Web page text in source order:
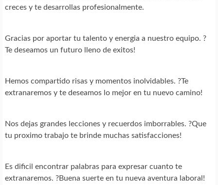
creces y te desarrollas profesionalmente.
Gracias por aportar tu talento y energia a nuestro equipo. ?
Te deseamos un futuro lleno de exitos!
Hemos compartido risas y momentos inolvidables. ?Te
extranaremos y te deseamos lo mejor en tu nuevo camino!
Nos dejas grandes lecciones y recuerdos imborrables. ?Que
tu proximo trabajo te brinde muchas satisfacciones!
Es dificil encontrar palabras para expresar cuanto te
extranaremos. ?Buena suerte en tu nueva aventura laboral!